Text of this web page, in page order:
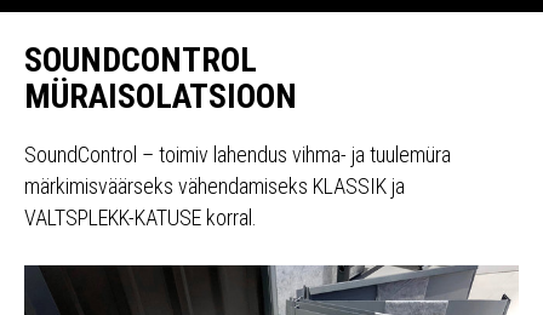
SOUNDCONTROL
MÜRAISOLATSIOON
SoundControl – toimiv lahendus vihma- ja tuulemüra
märkimisväärseks vähendamiseks KLASSIK ja
VALTSPLEKK-KATUSE korral.